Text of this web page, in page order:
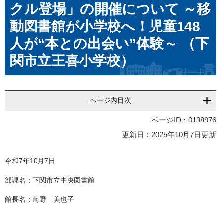
クル登場」の開催について ～移
動図書館が小学校へ！児童148
人が“本との出会い”体験～ （下
関市立王喜小学校）
ページ内目次
ページID：0138976
更新日：2025年10月7日更新
令和7年10月7日
部課名：下関市立中央図書館
館長名：崎野 美也子